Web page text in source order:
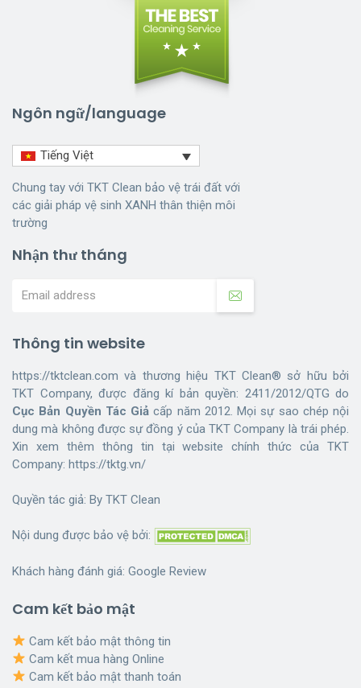
Ngôn ngữ/language
Tiếng Việt
Chung tay với TKT Clean bảo vệ trái đất với
các giải pháp vệ sinh XANH thân thiện môi
trường
Nhận thư tháng
Thông tin website
https://tktclean.com và thương hiệu TKT Clean® sở hữu bởi
TKT Company, được đăng kí bản quyền: 2411/2012/QTG do
Cục Bản Quyền Tác Giả cấp năm 2012. Mọi sự sao chép nội
dung mà không được sự đồng ý của TKT Company là trái phép.
Xin xem thêm thông tin tại website chính thức của TKT
Company: https://tktg.vn/
Quyền tác giả: By TKT Clean
Nội dung được bảo vệ bởi:
Khách hàng đánh giá: Google Review
Cam kết bảo mật
Cam kết bảo mật thông tin
Cam kết mua hàng Online
Cam kết bảo mật thanh toán